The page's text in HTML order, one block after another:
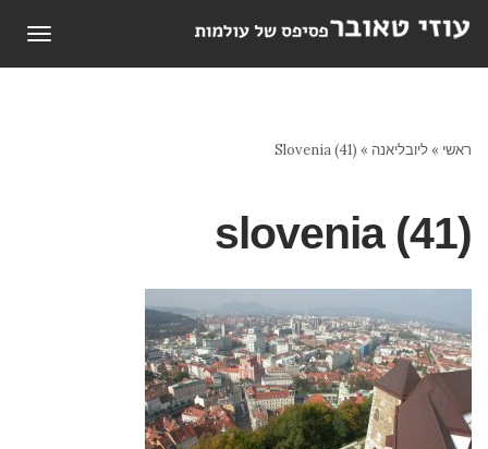
ראשי »ליובליאנה »
Slovenia (41)
slovenia (41)